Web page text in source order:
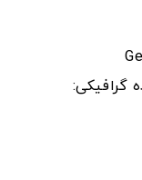
گرافیکی: